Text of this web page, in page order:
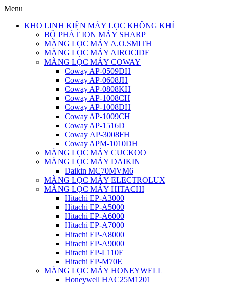
Menu
KHO LINH KIỆN MÁY LỌC KHÔNG KHÍ
BỘ PHÁT ION MÁY SHARP
MÀNG LỌC MÁY A.O.SMITH
MÀNG LỌC MÁY AIROCIDE
MÀNG LỌC MÁY COWAY
Coway AP-0509DH
Coway AP-0608JH
Coway AP-0808KH
Coway AP-1008CH
Coway AP-1008DH
Coway AP-1009CH
Coway AP-1516D
Coway AP-3008FH
Coway APM-1010DH
MÀNG LỌC MÁY CUCKOO
MÀNG LỌC MÁY DAIKIN
Daikin MC70MVM6
MÀNG LỌC MÁY ELECTROLUX
MÀNG LỌC MÁY HITACHI
Hitachi EP-A3000
Hitachi EP-A5000
Hitachi EP-A6000
Hitachi EP-A7000
Hitachi EP-A8000
Hitachi EP-A9000
Hitachi EP-L110E
Hitachi EP-M70E
MÀNG LỌC MÁY HONEYWELL
Honeywell HAC25M1201